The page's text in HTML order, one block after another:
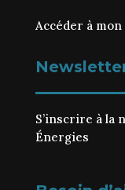
Accéder à
S’inscrire à la
Énergies